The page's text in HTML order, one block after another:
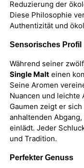
Reduzierung der
Diese Philosophie
Authentizität und
Sensorisches Profil
Während seiner
Single Malt einen
Seine Aromen
Nuancen und leichte
Gaumen zeigt er
anhaltenden
einlädt. Jeder
und Tradition.
Perfekter Genuss